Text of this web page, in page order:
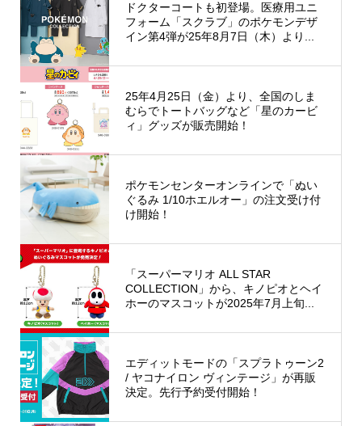
ドクターコートも初登場。医療用ユニ
フォーム「スクラブ」のポケモンデザ
イン第4弾が25年8月7日（木）より...
25年4月25日（金）より、全国のしま
むらでトートバッグなど「星のカービ
ィ」グッズが販売開始！
ポケモンセンターオンラインで「ぬい
ぐるみ 1/10ホエルオー」の注文​​受け付
け開始！
「スーパーマリオ ALL STAR
COLLECTION」から、キノピオとヘイ
ホーのマスコットが2025年7月上旬...
エディットモードの「スプラトゥーン2
/ ヤコナイロン ヴィンテージ」が再販
決定。先行予約受付開始！